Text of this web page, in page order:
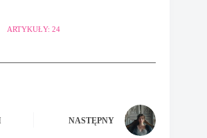
ARTYKUŁY: 24
NASTĘPNY